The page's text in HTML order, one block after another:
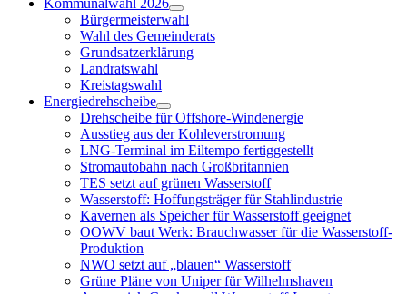
Kommunalwahl 2026
Menü
öffnen
Bürgermeisterwahl
Wahl des Gemeinderats
Grundsatzerklärung
Landratswahl
Kreistagswahl
Energiedrehscheibe
Menü
öffnen
Drehscheibe für Offshore-Windenergie
Ausstieg aus der Kohleverstromung
LNG-Terminal im Eiltempo fertiggestellt
Stromautobahn nach Großbritannien
TES setzt auf grünen Wasserstoff
Wasserstoff: Hoffungsträger für Stahlindustrie
Kavernen als Speicher für Wasserstoff geeignet
OOWV baut Werk: Brauchwasser für die Wasserstoff-
Produktion
NWO setzt auf „blauen“ Wasserstoff
Grüne Pläne von Uniper für Wilhelmshaven